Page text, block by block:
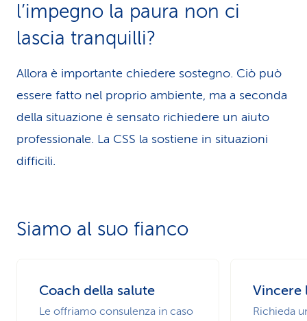
l’impegno la paura non ci
lascia tranquilli?
Allora è importante chiedere sostegno. Ciò può
essere fatto nel proprio ambiente, ma a seconda
della situazione è sensato richiedere un aiuto
professionale. La CSS la sostiene in situazioni
difficili.
Siamo al suo fianco
Coach della salute
Le offriamo consulenza in caso
Vincere
Richieda